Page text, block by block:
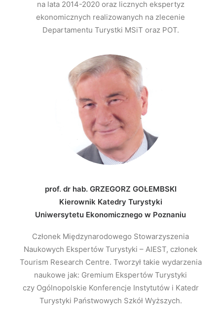
na lata 2014-2020 oraz licznych ekspertyz
ekonomicznych realizowanych na zlecenie
Departamentu Turystki MSiT oraz POT.
prof. dr hab. GRZEGORZ GOŁEMBSKI
Kierownik Katedry Turystyki
Uniwersytetu Ekonomicznego w Poznaniu
Członek Międzynarodowego Stowarzyszenia
Naukowych Ekspertów Turystyki – AIEST, członek
Tourism Research Centre. Tworzył takie wydarzenia
naukowe jak: Gremium Ekspertów Turystyki
czy Ogólnopolskie Konferencje Instytutów i Katedr
Turystyki Państwowych Szkół Wyższych.